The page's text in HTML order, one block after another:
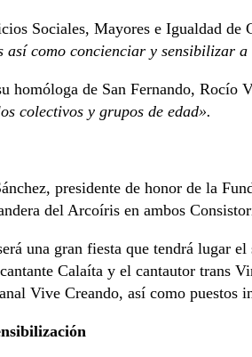
Sociales, Mayores e Igualdad de
así como concienciar y sensibilizar
homóloga de San Fernando, Rocío
colectivos y grupos de edad».
presidente de honor de la
del Arcoíris en ambos
una gran fiesta que tendrá lugar
Calaíta y el cantautor trans
Vive Creando, así como